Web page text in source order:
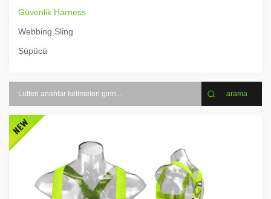
Güvenlik Harness
Webbing Sling
Süpücü